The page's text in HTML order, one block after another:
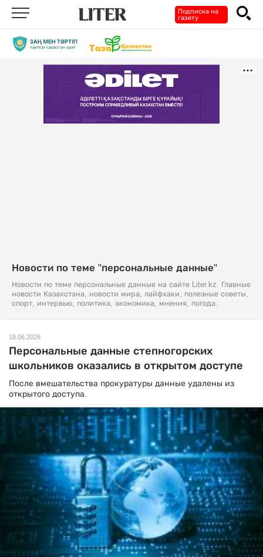
Подписка на
газету
Новости по теме "персональные данные"
Новости по теме персональные данные на сайте Liter.kz. Главные
новости Казахстана, новости мира, лайфхаки, полезные советы,
спорт, интервью, политика, экономика, мнения, погода.
18.06.2026
Персональные данные степногорских
школьников оказались в открытом доступе
После вмешательства прокуратуры данные удалены из
открытого доступа.